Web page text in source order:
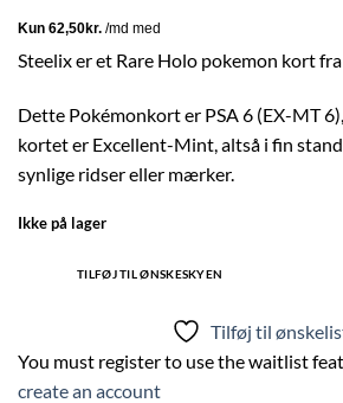
Steelix er et Rare Holo pokemon kort
Dette Pokémonkort er PSA 6 (EX-MT
kortet er Excellent-Mint, altså i fin
synlige ridser eller mærker.
Ikke på lager
TILFØJ TIL ØNSKESKYEN
Tilføj til
You must register to use the waitlist
create an account